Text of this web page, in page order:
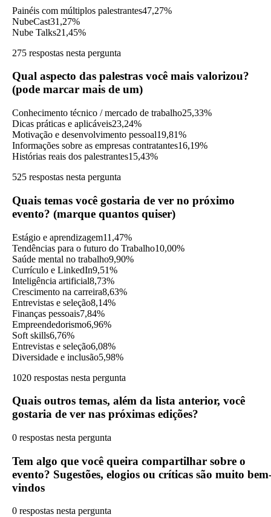
Painéis com múltiplos palestrantes47,27%
NubeCast31,27%
Nube Talks21,45%
275 respostas nesta pergunta
Qual aspecto das palestras você mais valorizou?
(pode marcar mais de um)
Conhecimento técnico / mercado de trabalho25,33%
Dicas práticas e aplicáveis23,24%
Motivação e desenvolvimento pessoal19,81%
Informações sobre as empresas contratantes16,19%
Histórias reais dos palestrantes15,43%
525 respostas nesta pergunta
Quais temas você gostaria de ver no próximo
evento? (marque quantos quiser)
Estágio e aprendizagem11,47%
Tendências para o futuro do Trabalho10,00%
Saúde mental no trabalho9,90%
Currículo e LinkedIn9,51%
Inteligência artificial8,73%
Crescimento na carreira8,63%
Entrevistas e seleção8,14%
Finanças pessoais7,84%
Empreendedorismo6,96%
Soft skills6,76%
Entrevistas e seleção6,08%
Diversidade e inclusão5,98%
1020 respostas nesta pergunta
Quais outros temas, além da lista anterior, você
gostaria de ver nas próximas edições?
0 respostas nesta pergunta
Tem algo que você queira compartilhar sobre o
evento? Sugestões, elogios ou críticas são muito
vindos
0 respostas nesta pergunta